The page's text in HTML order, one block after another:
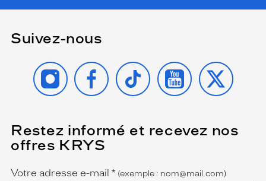
Suivez-nous
INSTAGRAMFACEBOOK
TIKTOK YOUTUBE
X
Restez informé et recevez nos
offres KRYS
Name
Votre adresse e-mail *
(Ce
champ
est
(exemple : nom@mail.com)